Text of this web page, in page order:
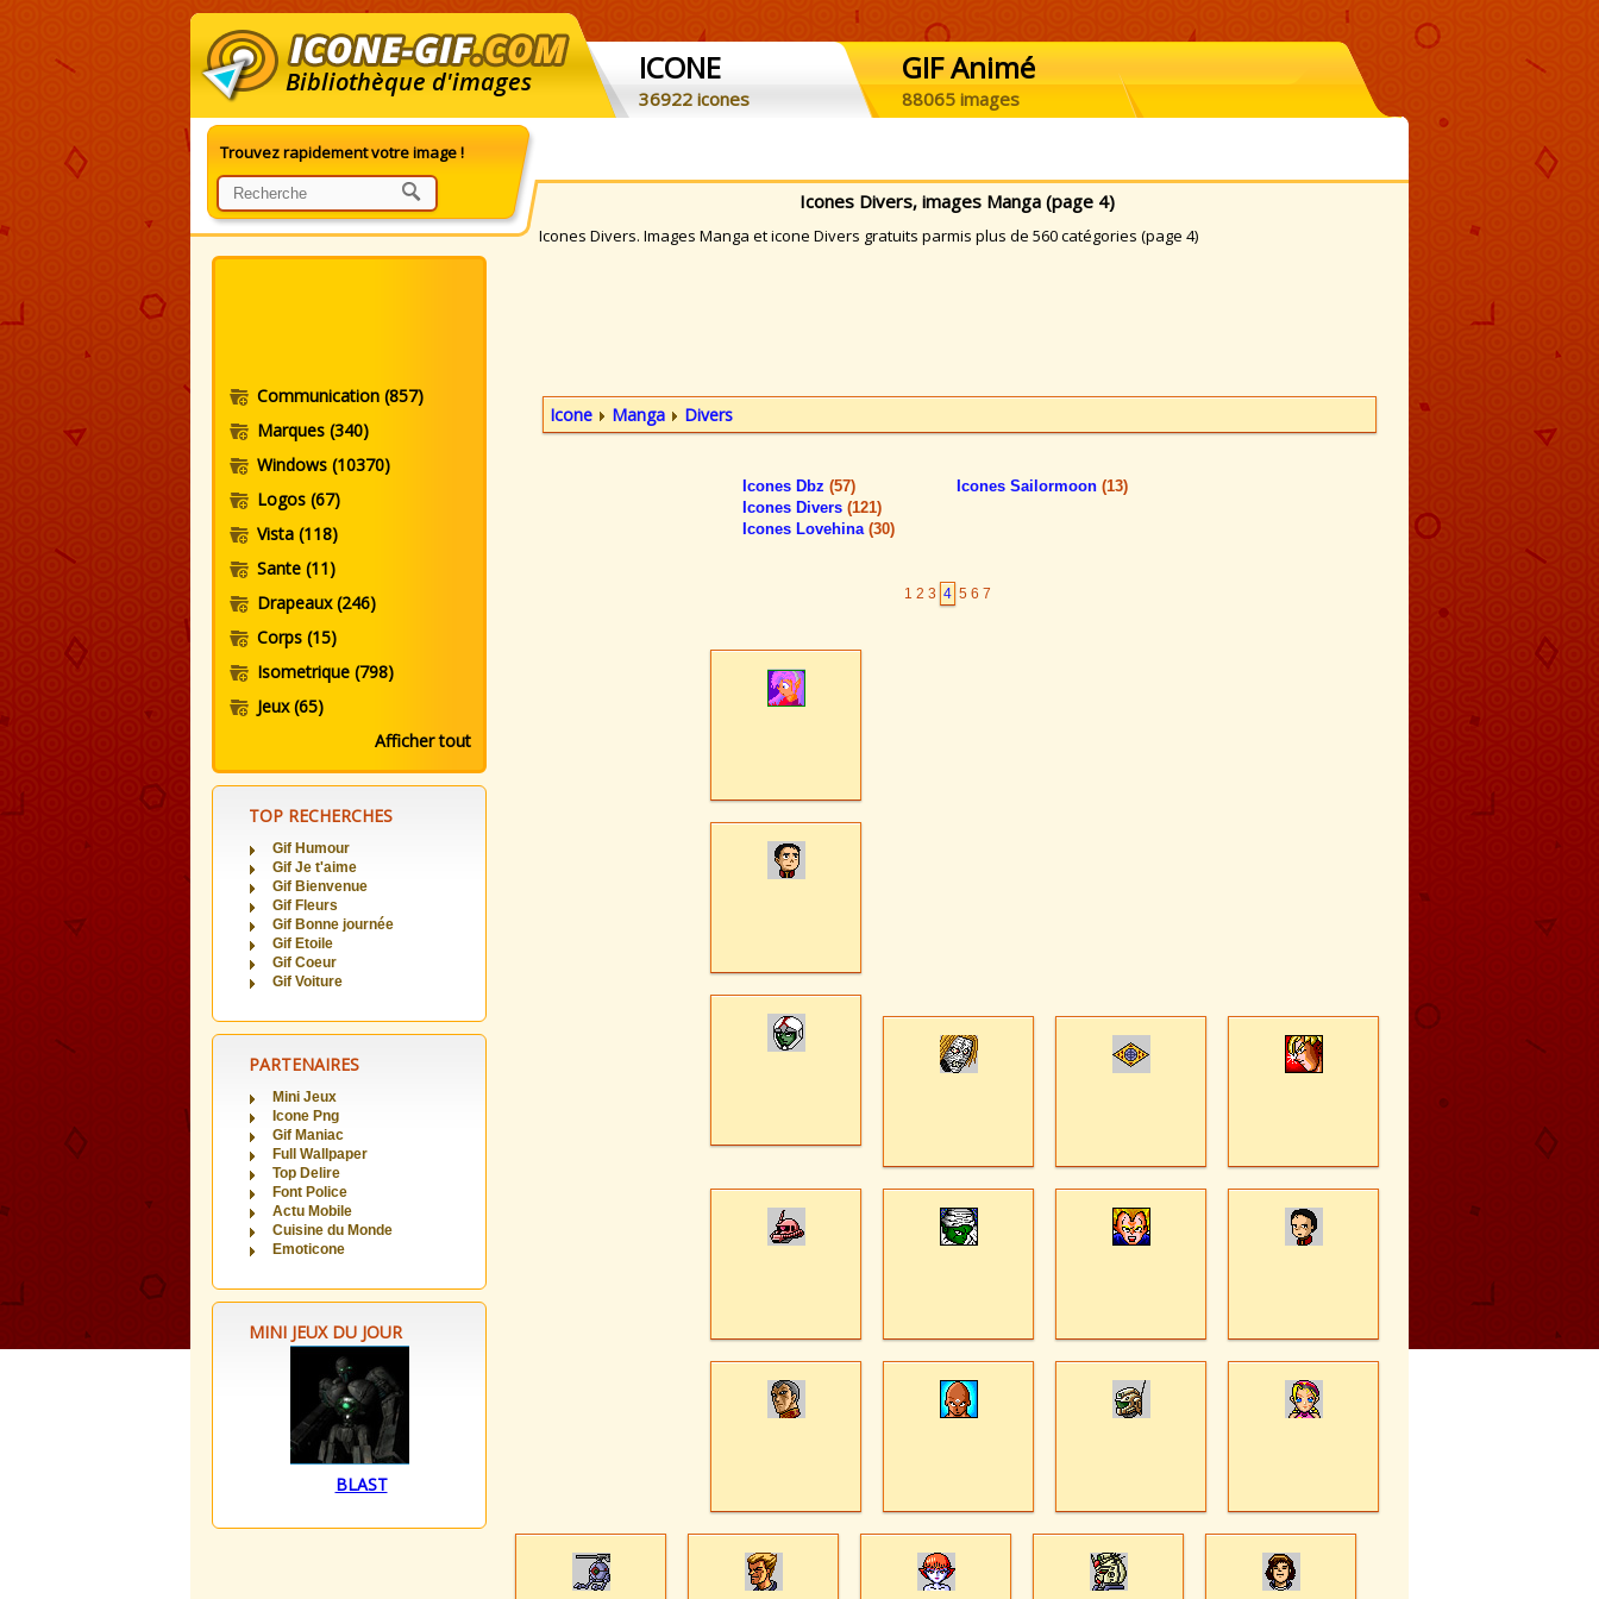
Bibliothèque d'images ICONE
36922 icones
GIF Animé
88065 images
Trouvez rapidement votre image !
Communication (857)
Marques (340)
Windows (10370)
Logos (67)
Vista (118)
Sante (11)
Drapeaux(246)
Corps (15)
Isometrique (798)
Jeux(65)
Afficher tout
TOP RECHERCHES
Gif Humour
Gif Je t'aime
Gif Bienvenue
Gif Fleurs
Gif Bonne journée
Gif Etoile
Gif Coeur
Gif Voiture
PARTENAIRES
Mini Jeux
Icone Png
Gif Maniac
Full Wallpaper
Top Delire
Font Police
Actu Mobile
Cuisine du Monde
Emoticone
MINI JEUX DU JOUR
BLAST
Icones Divers, images Manga (page 4)
Icones Divers. Images Manga et icone Divers gratuits parmis plus de 560 catégories (page 4)
Icone Manga Divers
Icones Dbz (57)
Icones Divers (121)
Icones Lovehina (30)
Icones Sailormoon (13)
1 2 3 4 5 6 7